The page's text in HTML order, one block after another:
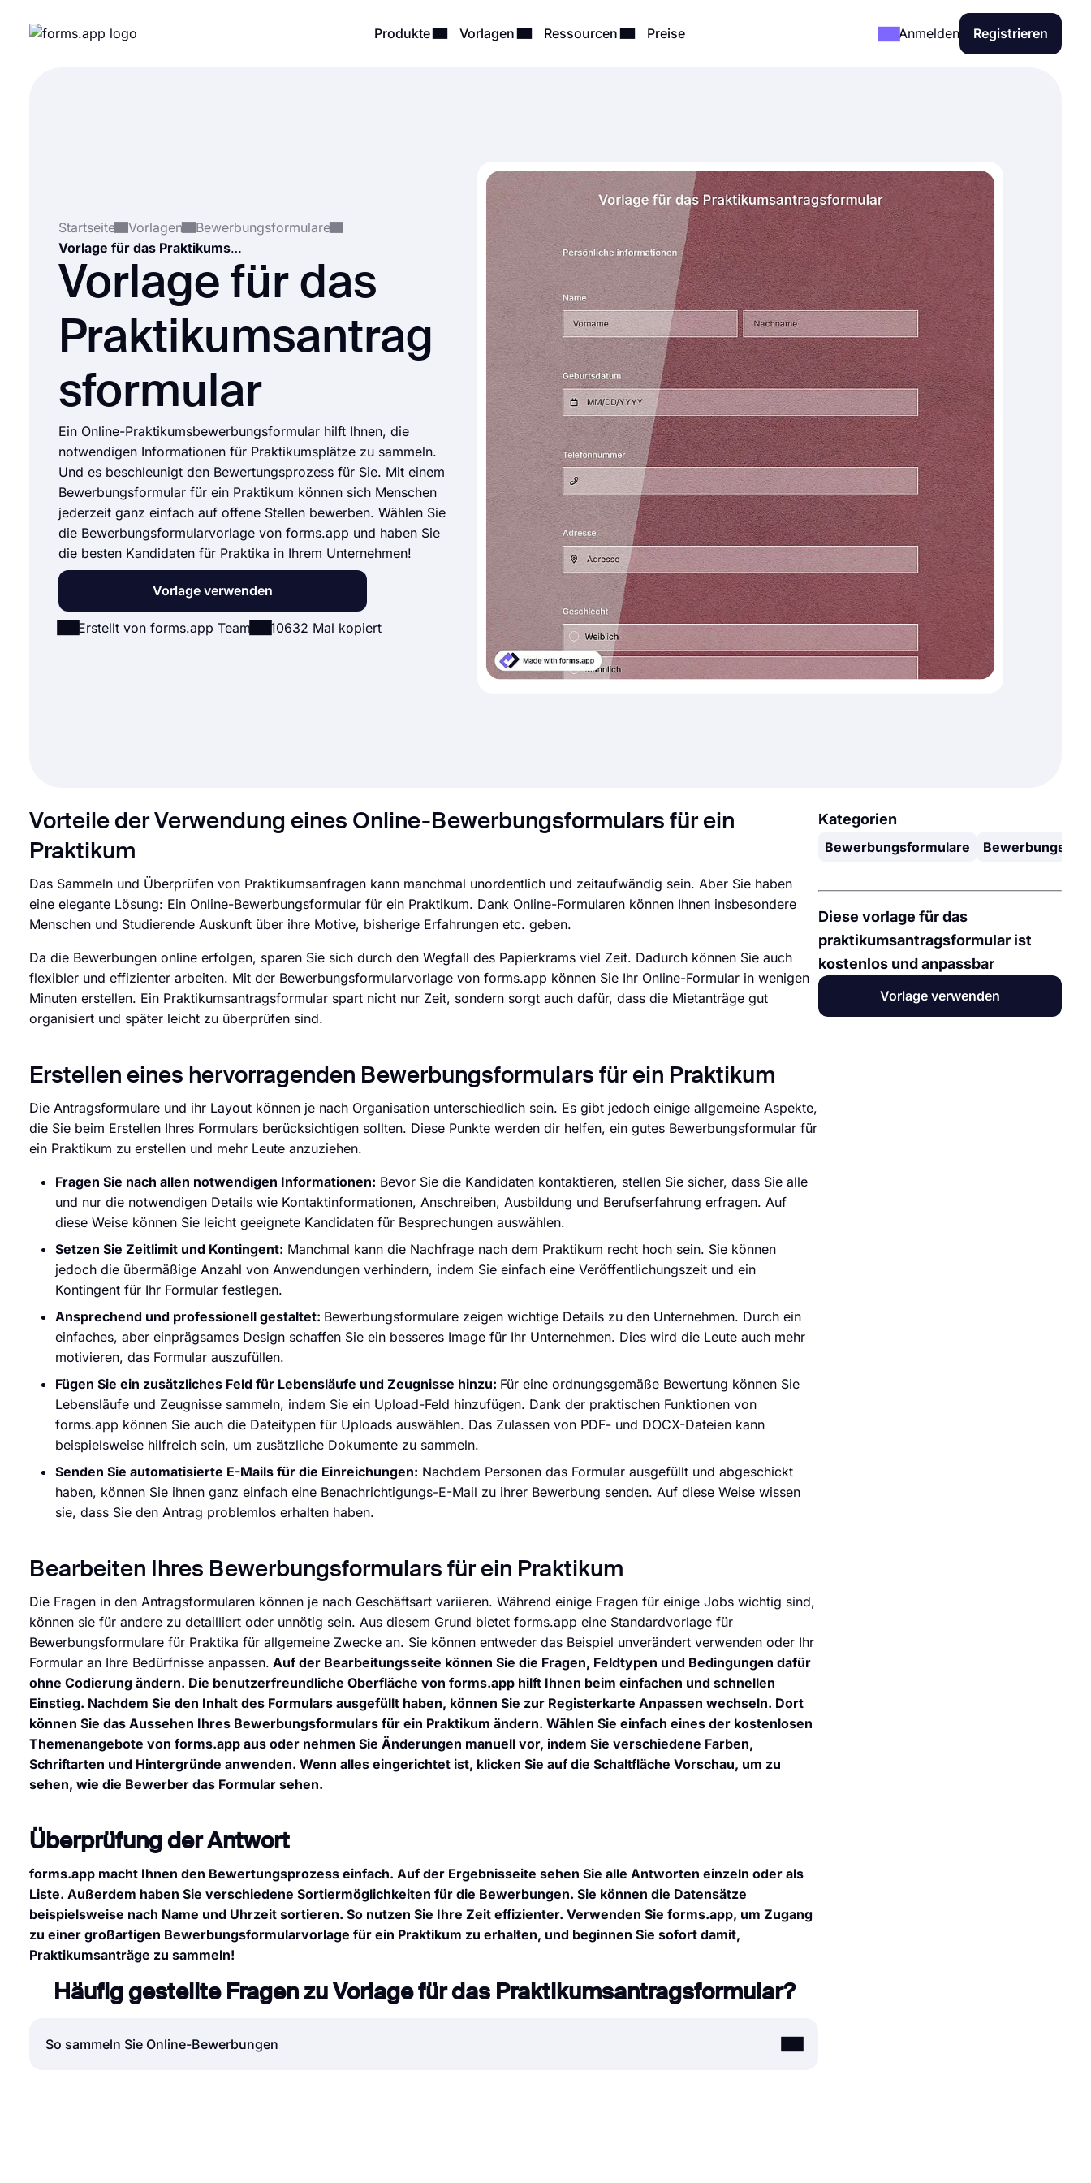
Produkte Vorlagen Ressourcen Preise Anmelden Registrieren
Startseite Vorlagen
Bewerbungsformulare
Vorlage für das Praktikumsantragsformular
Vorlage für das
Praktikumsantrag
sformular
Ein Online-Praktikumsbewerbungsformular hilft Ihnen, die
notwendigen Informationen für Praktikumsplätze zu sammeln.
Und es beschleunigt den Bewertungsprozess für Sie. Mit einem
Bewerbungsformular für ein Praktikum können sich Menschen
jederzeit ganz einfach auf offene Stellen bewerben. Wählen Sie
die Bewerbungsformularvorlage von forms.app und haben Sie
die besten Kandidaten für Praktika in Ihrem Unternehmen!
Vorlage verwenden
Erstellt von forms.app Team 10632 Mal kopiert
Vorteile der Verwendung eines Online-Bewerbungsformulars für ein
Praktikum
Das Sammeln und Überprüfen von Praktikumsanfragen kann manchmal unordentlich und zeitaufwändig sein. Aber Sie haben
eine elegante Lösung: Ein Online-Bewerbungsformular für ein Praktikum. Dank Online-Formularen können Ihnen insbesondere
Menschen und Studierende Auskunft über ihre Motive, bisherige Erfahrungen etc. geben.
Da die Bewerbungen online erfolgen, sparen Sie sich durch den Wegfall des Papierkrams viel Zeit. Dadurch können Sie auch
flexibler und effizienter arbeiten. Mit der Bewerbungsformularvorlage von forms.app können Sie Ihr Online-Formular in wenigen
Minuten erstellen. Ein Praktikumsantragsformular spart nicht nur Zeit, sondern sorgt auch dafür, dass die Mietanträge gut
organisiert und später leicht zu überprüfen sind.
Erstellen eines hervorragenden Bewerbungsformulars für ein Praktikum
Die Antragsformulare und ihr Layout können je nach Organisation unterschiedlich sein. Es gibt jedoch einige allgemeine Aspekte,
die Sie beim Erstellen Ihres Formulars berücksichtigen sollten. Diese Punkte werden dir helfen, ein gutes Bewerbungsformular für
ein Praktikum zu erstellen und mehr Leute anzuziehen.
Fragen Sie nach allen notwendigen Informationen: Bevor Sie die Kandidaten kontaktieren, stellen Sie sicher, dass Sie alle
und nur die notwendigen Details wie Kontaktinformationen, Anschreiben, Ausbildung und Berufserfahrung erfragen. Auf
diese Weise können Sie leicht geeignete Kandidaten für Besprechungen auswählen.
Setzen Sie Zeitlimit und Kontingent: Manchmal kann die Nachfrage nach dem Praktikum recht hoch sein. Sie können
jedoch die übermäßige Anzahl von Anwendungen verhindern, indem Sie einfach eine Veröffentlichungszeit und ein
Kontingent für Ihr Formular festlegen.
Ansprechend und professionell gestaltet: Bewerbungsformulare zeigen wichtige Details zu den Unternehmen. Durch ein
einfaches, aber einprägsames Design schaffen Sie ein besseres Image für Ihr Unternehmen. Dies wird die Leute auch mehr
motivieren, das Formular auszufüllen.
Fügen Sie ein zusätzliches Feld für Lebensläufe und Zeugnisse hinzu: Für eine ordnungsgemäße Bewertung können Sie
Lebensläufe und Zeugnisse sammeln, indem Sie ein Upload-Feld hinzufügen. Dank der praktischen Funktionen von
forms.app können Sie auch die Dateitypen für Uploads auswählen. Das Zulassen von PDF- und DOCX-Dateien kann
beispielsweise hilfreich sein, um zusätzliche Dokumente zu sammeln.
Senden Sie automatisierte E-Mails für die Einreichungen: Nachdem Personen das Formular ausgefüllt und abgeschickt
haben, können Sie ihnen ganz einfach eine Benachrichtigungs-E-Mail zu ihrer Bewerbung senden. Auf diese Weise wissen
sie, dass Sie den Antrag problemlos erhalten haben.
Bearbeiten Ihres Bewerbungsformulars für ein Praktikum
Die Fragen in den Antragsformularen können je nach Geschäftsart variieren. Während einige Fragen für einige Jobs wichtig sind,
können sie für andere zu detailliert oder unnötig sein. Aus diesem Grund bietet forms.app eine Standardvorlage für
Bewerbungsformulare für Praktika für allgemeine Zwecke an. Sie können entweder das Beispiel unverändert verwenden oder Ihr
Formular an Ihre Bedürfnisse anpassen. Auf der Bearbeitungsseite können Sie die Fragen, Feldtypen und Bedingungen dafür
ohne Codierung ändern. Die benutzerfreundliche Oberfläche von forms.app hilft Ihnen beim einfachen und schnellen
Einstieg. Nachdem Sie den Inhalt des Formulars ausgefüllt haben, können Sie zur Registerkarte Anpassen wechseln. Dort
können Sie das Aussehen Ihres Bewerbungsformulars für ein Praktikum ändern. Wählen Sie einfach eines der kostenlosen
Themenangebote von forms.app aus oder nehmen Sie Änderungen manuell vor, indem Sie verschiedene Farben,
Schriftarten und Hintergründe anwenden. Wenn alles eingerichtet ist, klicken Sie auf die Schaltfläche Vorschau, um zu
sehen, wie die Bewerber das Formular sehen.
Überprüfung der Antwort
forms.app macht Ihnen den Bewertungsprozess einfach. Auf der Ergebnisseite sehen Sie alle Antworten einzeln oder als
Liste. Außerdem haben Sie verschiedene Sortiermöglichkeiten für die Bewerbungen. Sie können die Datensätze
beispielsweise nach Name und Uhrzeit sortieren. So nutzen Sie Ihre Zeit effizienter. Verwenden Sie forms.app, um Zugang
zu einer großartigen Bewerbungsformularvorlage für ein Praktikum zu erhalten, und beginnen Sie sofort damit,
Praktikumsanträge zu sammeln!
Häufig gestellte Fragen zu Vorlage für das Praktikumsantragsformular?
So sammeln Sie Online-Bewerbungen
Kategorien
Bewerbungsformulare
Diese vorlage für das
praktikumsantragsformular ist
kostenlos und anpassbar
Vorlage verwenden